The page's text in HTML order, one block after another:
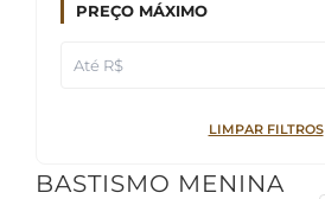
PREÇO MÁXIMO
LIMPAR FILTROS
BASTISMO MENINA